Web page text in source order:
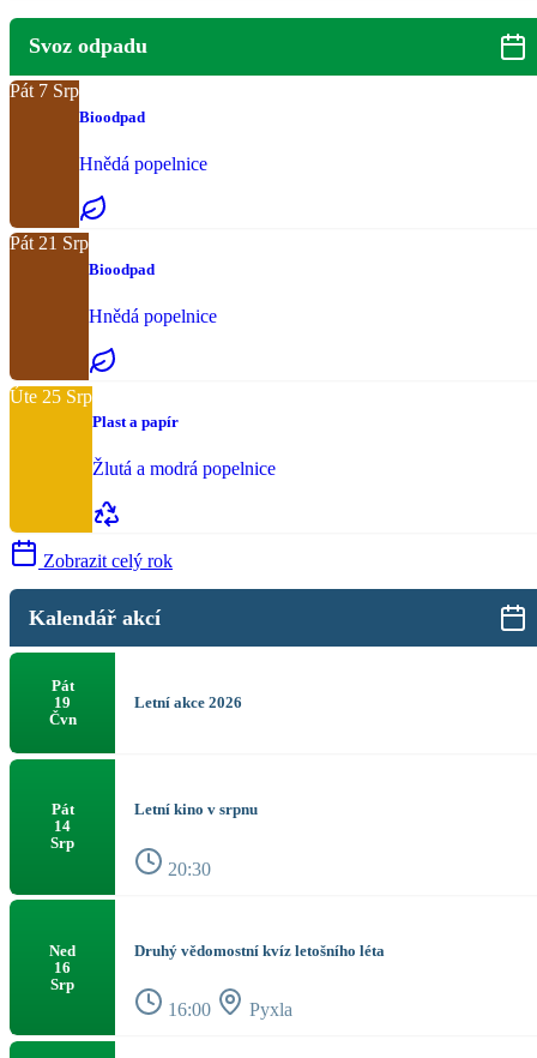
Svoz odpadu
Pát 7 Srp
Bioodpad
Hnědá popelnice
Pát 21 Srp
Bioodpad
Hnědá popelnice
Úte 25 Srp
Plast a papír
Žlutá a modrá popelnice
Zobrazit celý rok
Kalendář akcí
Pát
19
Čvn
Letní akce 2026
Pát
14
Srp
Letní kino v srpnu
20:30
Ned
16
Srp
Druhý vědomostní kvíz letošního léta
16:00 Pyxla